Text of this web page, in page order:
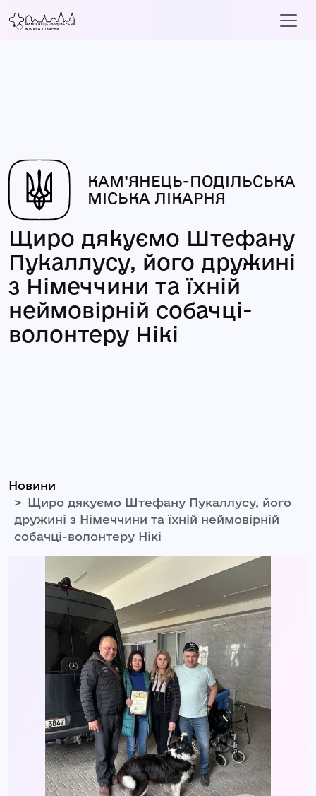
КАМ’ЯНЕЦЬ-ПОДІЛЬСЬКА
МІСЬКА ЛІКАРНЯ
Щиро дякуємо Штефану
Пукаллусу, його дружині
з Німеччини та їхній
неймовірній собачці-
волонтеру Нікі
Новини
Щиро дякуємо Штефану Пукаллусу, його
дружині з Німеччини та їхній неймовірній
собачці-волонтеру Нікі